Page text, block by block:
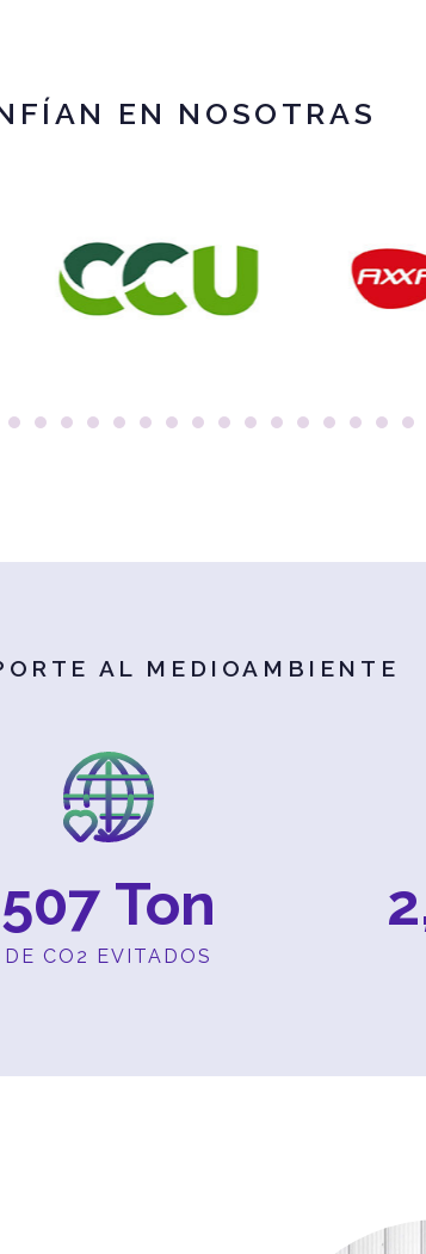
EN NOSOTRAS
AL MEDIOAMBIENTE
DE CO2 EVITADOS
507 Ton